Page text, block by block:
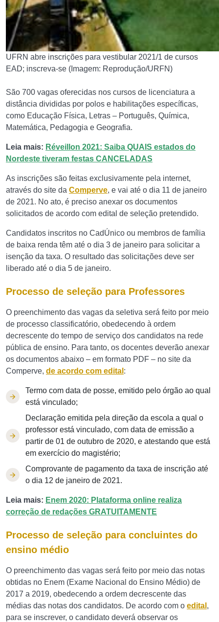
UFRN abre inscrições para vestibular 2021/1 de cursos
EAD; inscreva-se (Imagem: Reprodução/URFN)
São 700 vagas oferecidas nos cursos de licenciatura a
distância divididas por polos e habilitações específicas,
como Educação Física, Letras – Português, Química,
Matemática, Pedagogia e Geografia.
Leia mais: Réveillon 2021: Saiba QUAIS estados do
Nordeste tiveram festas CANCELADAS
As inscrições são feitas exclusivamente pela internet,
através do site da Comperve, e vai até o dia 11 de janeiro
de 2021. No ato, é preciso anexar os documentos
solicitados de acordo com edital de seleção pretendido.
Candidatos inscritos no CadÚnico ou membros de família
de baixa renda têm até o dia 3 de janeiro para solicitar a
isenção da taxa. O resultado das solicitações deve ser
liberado até o dia 5 de janeiro.
Processo de seleção para Professores
O preenchimento das vagas da seletiva será feito por meio
de processo classificatório, obedecendo à ordem
decrescente do tempo de serviço dos candidatos na rede
pública de ensino. Para tanto, os docentes deverão anexar
os documentos abaixo – em formato PDF – no site da
Comperve, de acordo com edital :
Termo com data de posse, emitido pelo órgão ao qual
está vinculado;
Declaração emitida pela direção da escola a qual o
professor está vinculado, com data de emissão a
partir de 01 de outubro de 2020, e atestando que está
em exercício do magistério;
Comprovante de pagamento da taxa de inscrição até
o dia 12 de janeiro de 2021.
Leia mais: Enem 2020: Plataforma online realiza
correção de redações GRATUITAMENTE
Processo de seleção para concluintes do
ensino médio
O preenchimento das vagas será feito por meio das notas
obtidas no Enem (Exame Nacional do Ensino Médio) de
2017 a 2019, obedecendo a ordem decrescente das
médias das notas dos candidatos. De acordo com o edital ,
para se inscrever, o candidato deverá observar os